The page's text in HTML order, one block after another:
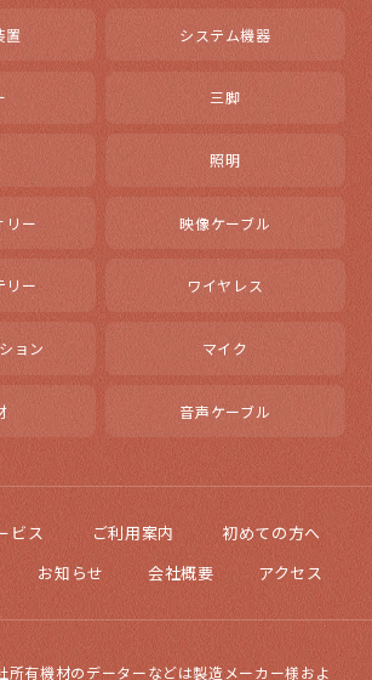
置 システム機器
三脚
照明
リー 映像ケーブル
リー ワイヤレス
ョン マイク
音声ケーブル
ビス ご利用案内
初めての方へ
お知らせ 会社概要 アクセス
有機材のデーターなどは製造メーカー様およ